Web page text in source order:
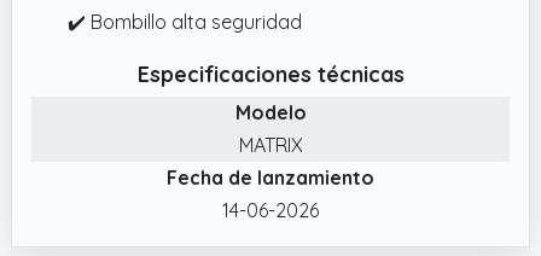
✔️ Bombillo alta seguridad
Especificaciones técnicas
Modelo
MATRIX
Fecha de lanzamiento
14-06-2026